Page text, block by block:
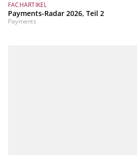
FACHARTIKEL
Payments-Radar 2026, Teil 2
Payments